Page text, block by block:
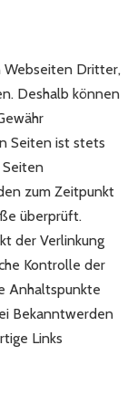
Webseiten Dritter,
Deshalb können
Seiten ist stets
zum Zeitpunkt
überprüft.
der Verlinkung
Kontrolle der
Anhaltspunkte
Bekanntwerden
Links